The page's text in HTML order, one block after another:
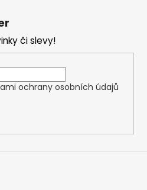
či slevy!
ochrany osobních údajů